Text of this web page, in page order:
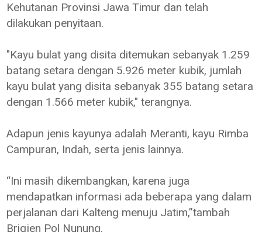
Kehutanan Provinsi Jawa Timur dan telah
dilakukan penyitaan.
"Kayu bulat yang disita ditemukan sebanyak 1.259
batang setara dengan 5.926 meter kubik, jumlah
kayu bulat yang disita sebanyak 355 batang setara
dengan 1.566 meter kubik," terangnya.
Adapun jenis kayunya adalah Meranti, kayu Rimba
Campuran, Indah, serta jenis lainnya.
“Ini masih dikembangkan, karena juga
mendapatkan informasi ada beberapa yang dalam
perjalanan dari Kalteng menuju Jatim,”tambah
Brigjen Pol Nunung.